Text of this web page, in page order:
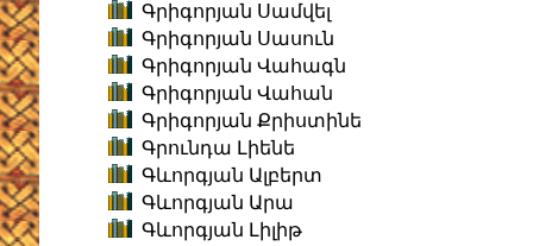
Գրիգորյան Սամվել
Գրիգորյան Սասուն
Գրիգորյան Վահագն
Գրիգորյան Վահան
Գրիգորյան Քրիստինե
Գրունդա Լիենե
Գևորգյան Ալբերտ
Գևորգյան Արա
Գևորգյան Լիլիթ